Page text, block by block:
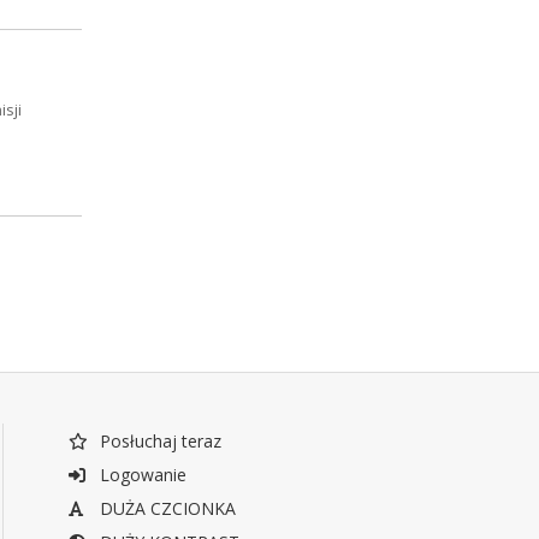
Posłuchaj teraz
Logowanie
DUŻA CZCIONKA